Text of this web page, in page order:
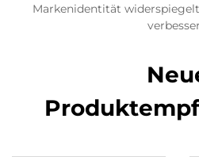
Markenidentität